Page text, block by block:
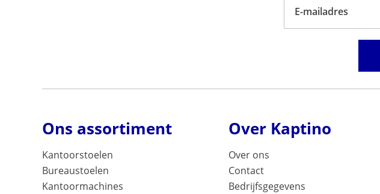
E-mailadres
Ons assortiment
Kantoorstoelen
Bureaustoelen
Kantoormachines
Over Kaptino
Over ons
Contact
Bedrijfsgegevens